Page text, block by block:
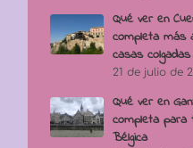
Qué ver en
completa más
casas colgadas
21 de julio de
Qué ver en
completa para
Bélgica